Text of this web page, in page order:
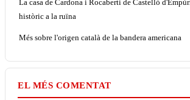
La casa de Cardona i Rocabertí de Castelló
històric a la ruïna
Més sobre l'origen català de la bandera americana
EL MÉS COMENTAT